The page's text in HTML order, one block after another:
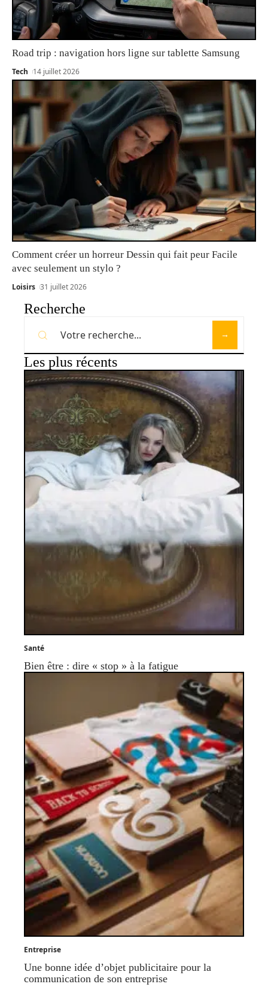
Road trip : navigation hors ligne sur tablette Samsung
Tech 14 juillet 2026
Comment créer un horreur Dessin qui fait peur Facile
avec seulement un stylo ?
Loisirs 31 juillet 2026
Recherche
Les plus récents
Santé
Bien être : dire « stop » à la fatigue
Entreprise
Une bonne idée d’objet publicitaire pour la
communication de son entreprise